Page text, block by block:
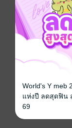
World's Y meb
แห่งปี ลดสุดฟิน
69